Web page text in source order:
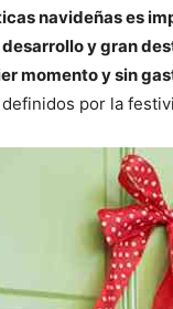
p
a
r
t
i
e
a
r
t
i
e
navideñas es
y gran
momento y sin
por la